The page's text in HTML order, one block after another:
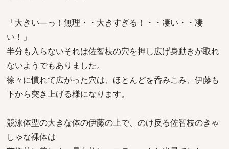
「大きい―っ！無理・・大きすぎる！・・凄い・・凄
い！」
半分も入らないそれは佐智枝の穴を押し広げ身動きが取れ
ないようでもありました。
徐々に慣れて広がった穴は、ほとんどを呑みこみ、伊藤も
下から突き上げる様になります。
競泳体型の大きな体の伊藤の上で、のけ反る佐智枝のきゃ
しゃな裸体は